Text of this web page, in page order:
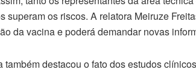
superam os riscos. A relatora Meiruze
da vacina e poderá demandar novas
também destacou o fato dos estudos